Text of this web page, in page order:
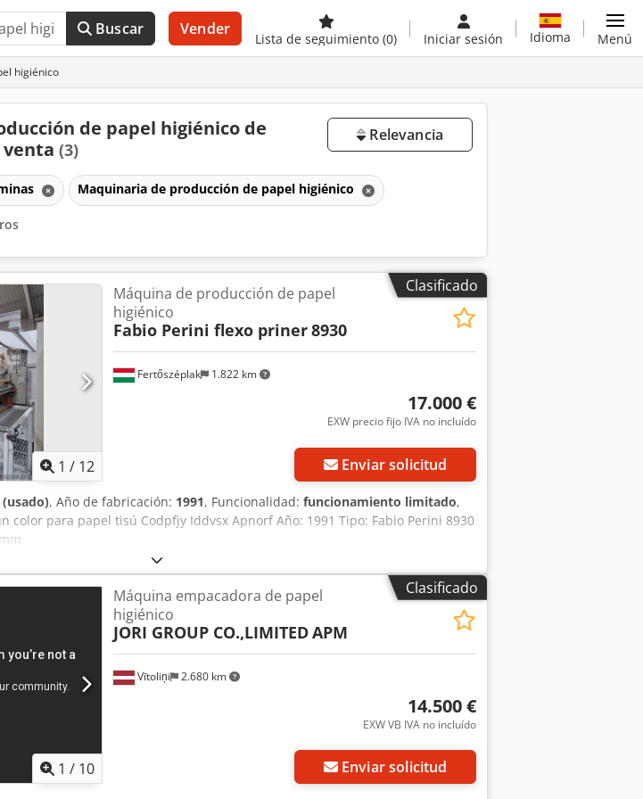
Buscar Vender
Lista de seguimiento (0) Iniciar sesión Idioma Menú
higiénico
de papel higiénico de
venta (3)
Relevancia
Maquinaria de producción de papel higiénico
Clasificado
1 / 12
Fertőszéplak 1.822 km
Máquina de producción de papel
higiénico
Fabio Perini flexo priner8930
17.000 €
EXW precio fijo IVA no incluído
Enviar solicitud
, Año de fabricación: 1991, Funcionalidad: funcionamiento limitado,
color para papel tisú Codpfjy Iddvsx Apnorf Año: 1991 Tipo: Fabio Perini 8930
Clasificado
1 / 10
Vītoliņi 2.680 km
Máquina empacadora de papel
higiénico
JORI GROUP CO.,LIMITEDAPM
14.500 €
EXW VB IVA no incluído
Enviar solicitud